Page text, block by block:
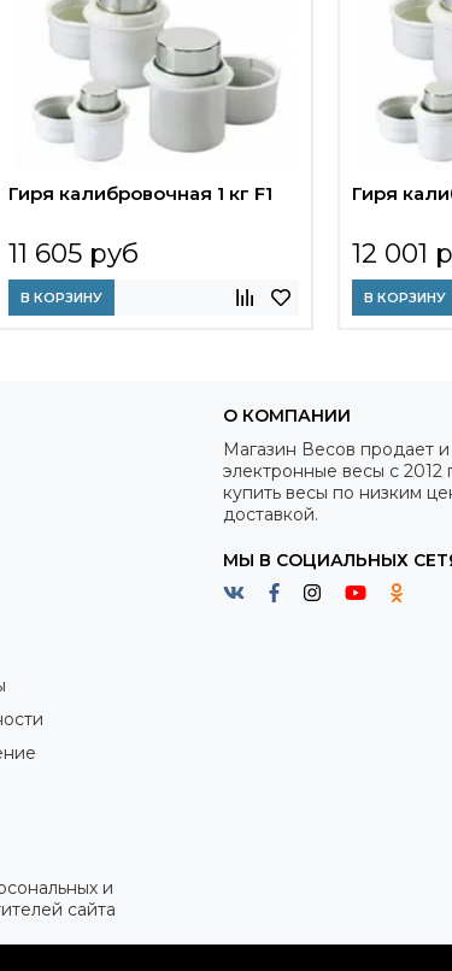
Гиря калибровочная 1 кг F1
11 605 руб
В КОРЗИНУ
Гиря
12 001
В КОРЗИНУ
и
сайта
О КОМПАНИИ
Магазин Весов продает и
электронные весы с 2012
купить весы по низким
доставкой.
МЫ В СОЦИАЛЬНЫХ